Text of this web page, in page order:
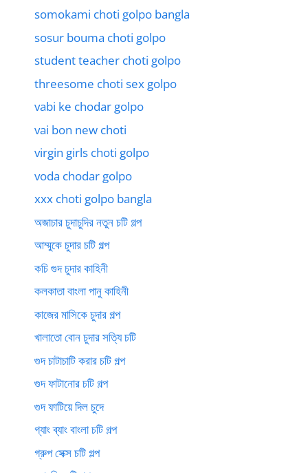
somokami choti golpo bangla
sosur bouma choti golpo
student teacher choti golpo
threesome choti sex golpo
vabi ke chodar golpo
vai bon new choti
virgin girls choti golpo
voda chodar golpo
xxx choti golpo bangla
অজাচার চুদাচুদির নতুন চটি গল্প
আম্মুকে চুদার চটি গল্প
কচি গুদ চুদার কাহিনী
কলকাতা বাংলা পানু কাহিনী
কাজের মাসিকে চুদার গল্প
খালাতো বোন চুদার সত্যি চটি
গুদ চাটাচাটি করার চটি গল্প
গুদ ফাটানোর চটি গল্প
গুদ ফাটিয়ে দিল চুদে
গ্যাং ব্যাং বাংলা চটি গল্প
গ্রুপ সেক্স চটি গল্প